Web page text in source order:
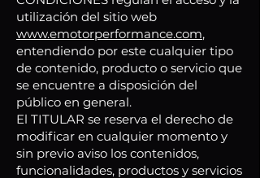
utilización del sitio web
www.emotorperformance.com,
entendiendo por este cualquier tipo
de contenido, producto o servicio que
se encuentre a disposición del
público en general.
El TITULAR se reserva el derecho de
modificar en cualquier momento y
sin previo aviso los contenidos,
funcionalidades, productos y servicios